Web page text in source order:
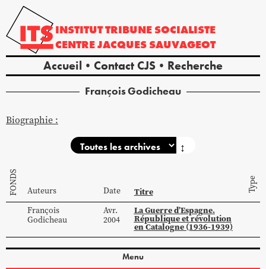
INSTITUTTRIBUNE SOCIALISTE
CENTREJACQUES SAUVAGEOT
Accueil Contact CJS Recherche
FrançoisGodicheau
Biographie :
↕
FONDS Auteurs Date Titre Type
François
Godicheau
Avr.
2004
La Guerre d’Espagne.
République et révolution
en Catalogne (1936-1939)
Menu